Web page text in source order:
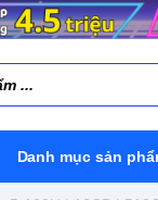
Danh mục sản